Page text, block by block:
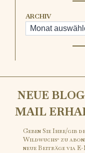
ARCHIV
NEUE
MAIL
Geben Sie Ihre/gib
Wildwuchs" zu
neue Beiträge via